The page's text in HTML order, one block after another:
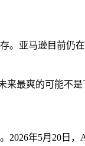
。亚马逊目前仍
来最爽的可能不
2026年5月20日，